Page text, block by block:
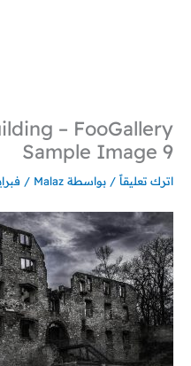
– FooGallery
Sample Image 9
اترك تعليقاً / بواسطة Malaz
/ فبراير 21,